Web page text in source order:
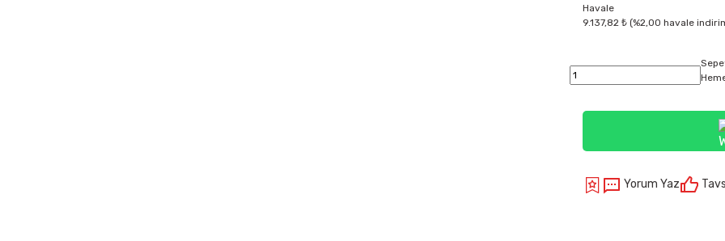
Havale
9.137,82 ₺ (%2,00 havale
Yorum Yaz